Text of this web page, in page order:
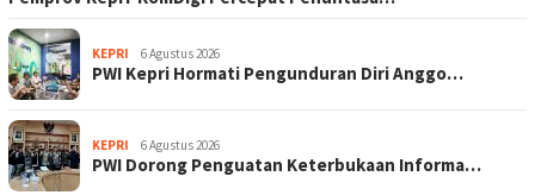
KEPRI 6 Agustus 2026
PWI Kepri Hormati Pengunduran Diri Anggo…
KEPRI 6 Agustus 2026
PWI Dorong Penguatan Keterbukaan Informa…